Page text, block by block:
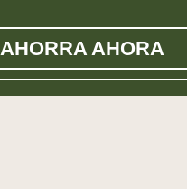
AHORRA AHORA